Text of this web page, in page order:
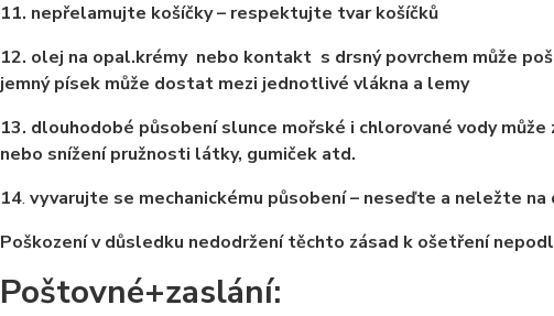
11. nepřelamujte košíčky – respektujte tvar košíčků
12. olej na opal.krémy nebo kontakt s drsný povrchem může
jemný písek může dostat mezi jednotlivé vlákna a lemy
13. dlouhodobé působení slunce mořské i chlorované vody
nebo snížení pružnosti látky, gumiček atd.
14. vyvarujte se mechanickému působení – neseďte a neležte na
Poškození v důsledku nedodržení těchto zásad k ošetření
Poštovné+zaslání: